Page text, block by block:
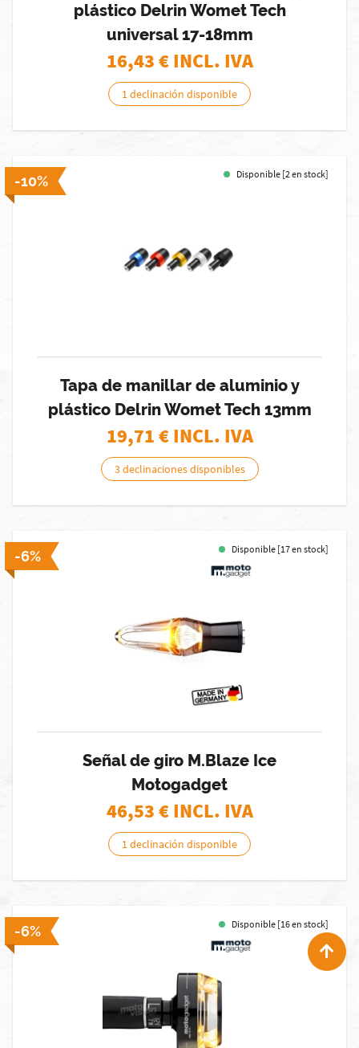
plástico Delrin Womet Tech
universal 17-18mm
16,43€ INCL. IVA
1 declinación disponible
-10% Disponible [2 en stock]
Tapa de manillar de aluminio y
plástico Delrin Womet Tech 13mm
19,71€ INCL. IVA
3 declinaciones disponibles
-6% Disponible [17 en stock]
Señal de giro M.Blaze Ice
Motogadget
46,53€ INCL. IVA
1 declinación disponible
-6% Disponible [16 en stock]